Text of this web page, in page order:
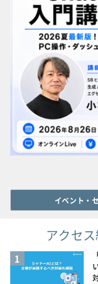
イベント・
アクセ
1